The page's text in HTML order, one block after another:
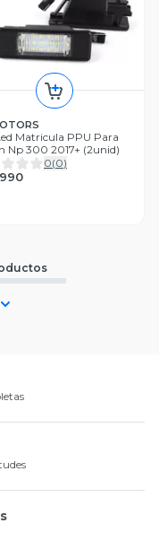
Matricula PPU Para
Np 300 2017+ (2unid)
0(0)